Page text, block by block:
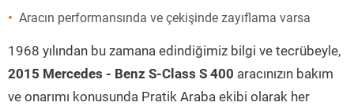
Aracın performansında ve çekişinde zayıflama varsa
1968 yılından bu zamana edindiğimiz bilgi ve tecrübeyle,
2015 Mercedes - Benz S-Class S 400 aracınızın bakım
ve onarımı konusunda Pratik Araba ekibi olarak her